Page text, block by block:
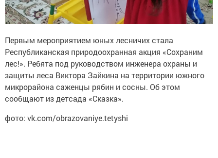
Первым мероприятием юных лесничих стала
Республиканская природоохранная акция «Сохраним
лес!». Ребята под руководством инженера охраны и
защиты леса Виктора Зайкина на территории южного
микрорайона саженцы рябин и сосны. Об этом
сообщают из детсада «Сказка».
фото: vk.com/obrazovaniye.tetyshi